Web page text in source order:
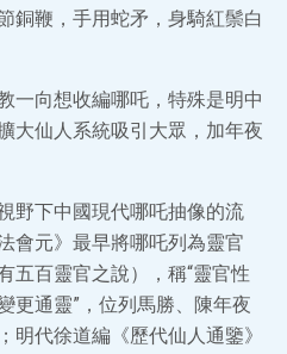
銅鞭，手用蛇矛，身騎紅鬃白
一向想收編哪吒，特殊是明中
大仙人系統吸引大眾，加年夜
野下中國現代哪吒抽像的流
會元》最早將哪吒列為靈官
五百靈官之說），稱“靈官性
更通靈”，位列馬勝、陳年夜
明代徐道編《歷代仙人通鑒》